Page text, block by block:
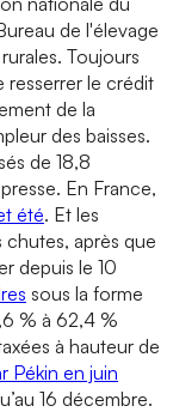
de l'élevage
Toujours
resserrer le crédit
de la
des baisses.
de 18,8
En France,
été. Et les
après que
depuis le 10
sous la forme
% à 62,4 %
à hauteur de
Pékin en juin
16 décembre.